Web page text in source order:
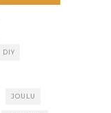
DIY
JOULU